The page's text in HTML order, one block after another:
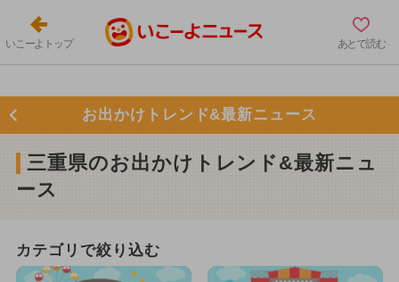
いこーよトップ あとで読む
お出かけトレンド&最新ニュース
三重県のお出かけトレンド&最新ニュ
ース
カテゴリで絞り込む